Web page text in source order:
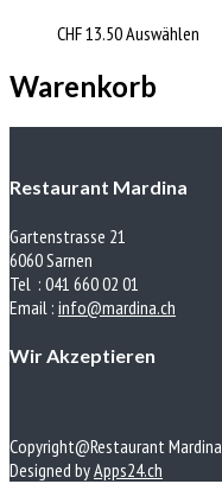
CHF13.50Auswählen
Warenkorb
Restaurant Mardina
Gartenstrasse 21
6060 Sarnen
Tel : 041 660 02 01
Email : info@mardina.ch
Wir Akzeptieren
Copyright@Restaurant Mardina
Designed byApps24.ch